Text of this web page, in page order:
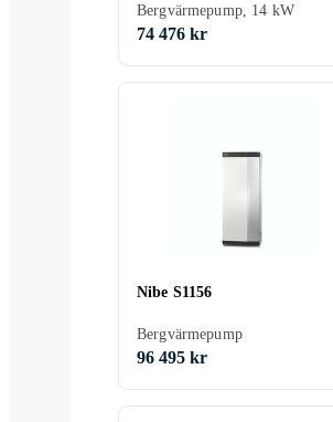
Bergvärmepump, 14 kW
74 476 kr
Nibe S1156
Bergvärmepump
96 495 kr